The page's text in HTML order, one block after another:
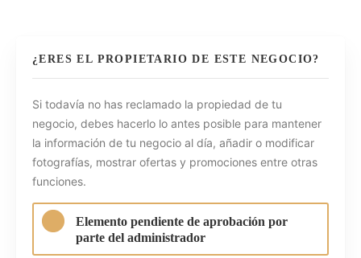
¿ERES EL PROPIETARIO DE ESTE NEGOCIO?
Si todavía no has reclamado la propiedad de tu
negocio, debes hacerlo lo antes posible para mantener
la información de tu negocio al día, añadir o modificar
fotografías, mostrar ofertas y promociones entre otras
funciones.
Elemento pendiente de aprobación por
parte del administrador